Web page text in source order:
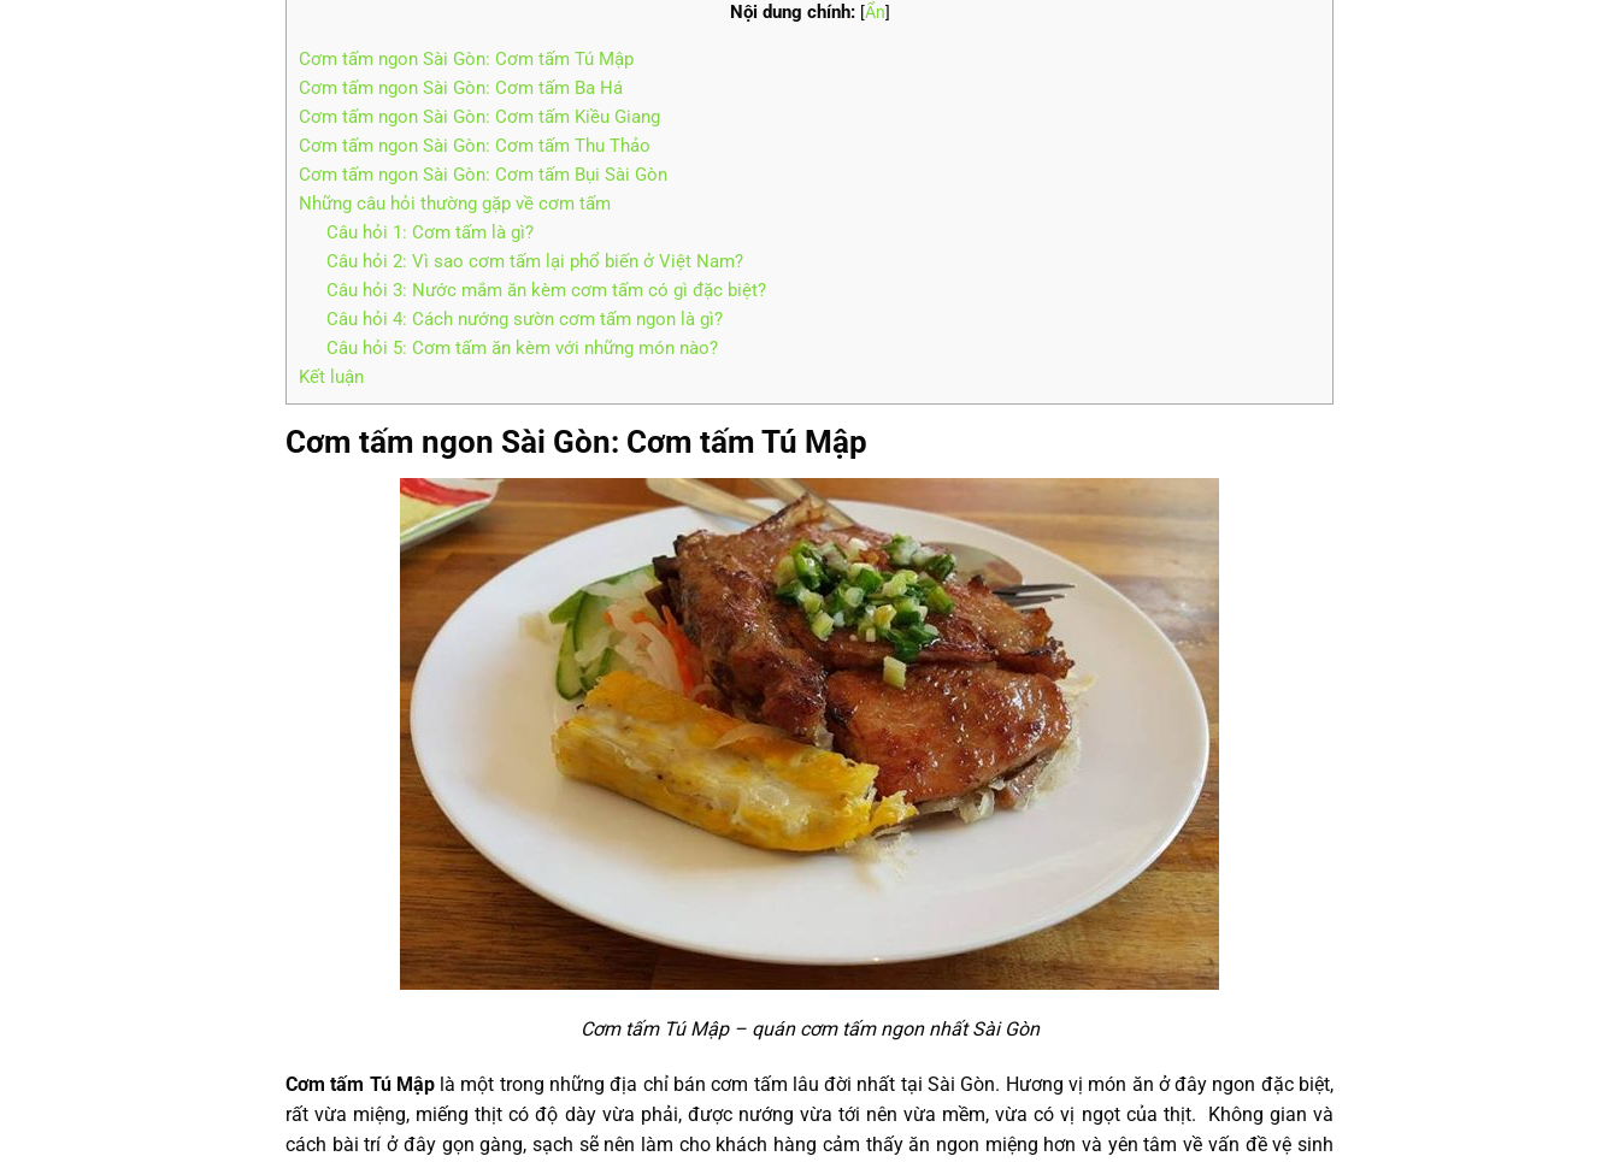
Nội dung chính: [Ẩn]
Cơm tấm ngon Sài Gòn: Cơm tấm Tú Mập
Cơm tấm ngon Sài Gòn: Cơm tấm Ba Há
Cơm tấm ngon Sài Gòn: Cơm tấm Kiều Giang
Cơm tấm ngon Sài Gòn: Cơm tấm Thu Thảo
Cơm tấm ngon Sài Gòn: Cơm tấm Bụi Sài Gòn
Những câu hỏi thường gặp về cơm tấm
Câu hỏi 1: Cơm tấm là gì?
Câu hỏi 2: Vì sao cơm tấm lại phổ biến ở Việt Nam?
Câu hỏi 3: Nước mắm ăn kèm cơm tấm có gì đặc biệt?
Câu hỏi 4: Cách nướng sườn cơm tấm ngon là gì?
Câu hỏi 5: Cơm tấm ăn kèm với những món nào?
Kết luận
Cơm tấm ngon Sài Gòn: Cơm tấm Tú Mập
Cơm tấm Tú Mập – quán cơm tấm ngon nhất Sài Gòn
Cơm tấm Tú Mậplà một trong những địa chỉ bán cơm tấm lâu đời nhất tại Sài Gòn. Hương vị món ăn ở đây ngon đặc biệt,
rất vừa miệng, miếng thịt có độ dày vừa phải, được nướng vừa tới nên vừa mềm, vừa có vị ngọt của thịt. Không gian và
cách bài trí ở đây gọn gàng, sạch sẽ nên làm cho khách hàng cảm thấy ăn ngon miệng hơn và yên tâm về vấn đề vệ sinh